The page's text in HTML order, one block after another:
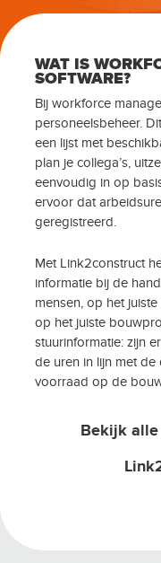
WAT IS
SOFTWARE?
Bij workforce
personeelsbeheer.
een lijst met
plan je collega’s,
eenvoudig in op
ervoor dat
geregistreerd.
Met Link2construct
informatie bij de
mensen, op het
op het juiste
stuurinformatie: zijn
de uren in lijn met
voorraad op de
Bekijk